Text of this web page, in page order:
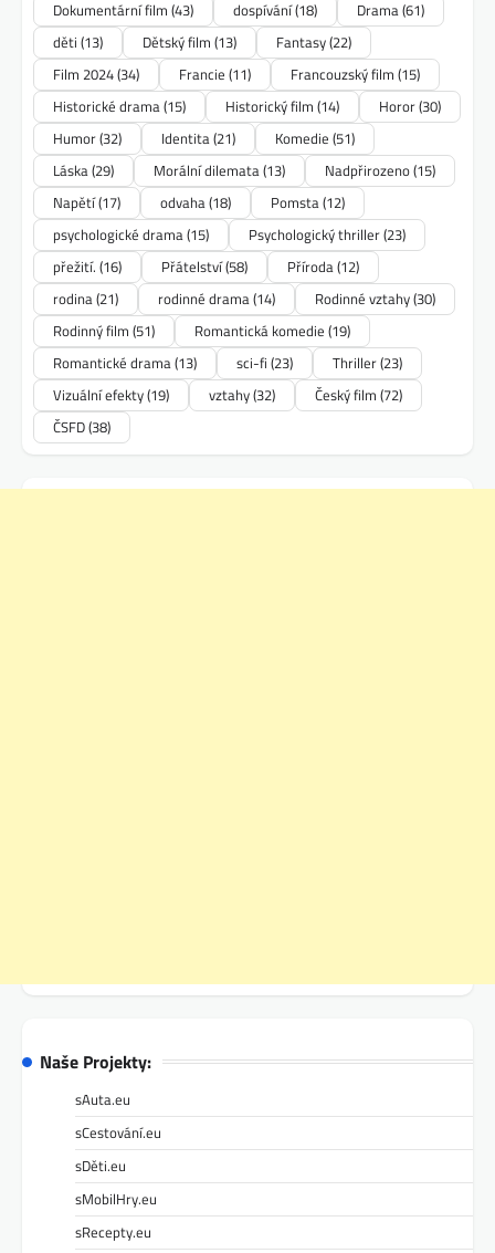
Dokumentární film (43) dospívání(18) Drama(61)
děti (13) Dětský film (13) Fantasy(22)
Film 2024(34) Francie (11) Francouzský film (15)
Historické drama(15) Historický film (14) Horor(30)
Humor(32) Identita(21) Komedie (51)
Láska(29) Morální dilemata(13) Nadpřirozeno(15)
Napětí(17) odvaha(18) Pomsta(12)
psychologické drama(15) Psychologický thriller(23)
přežití. (16) Přátelství(58) Příroda(12)
rodina(21) rodinné drama(14) Rodinné vztahy(30)
Rodinný film (51) Romantická komedie (19)
Romantické drama(13) sci-fi (23) Thriller(23)
Vizuální efekty(19) vztahy(32) Český film (72)
ČSFD(38)
Naše Projekty:
sAuta.eu
sCestování.eu
sDěti.eu
sMobilHry.eu
sRecepty.eu